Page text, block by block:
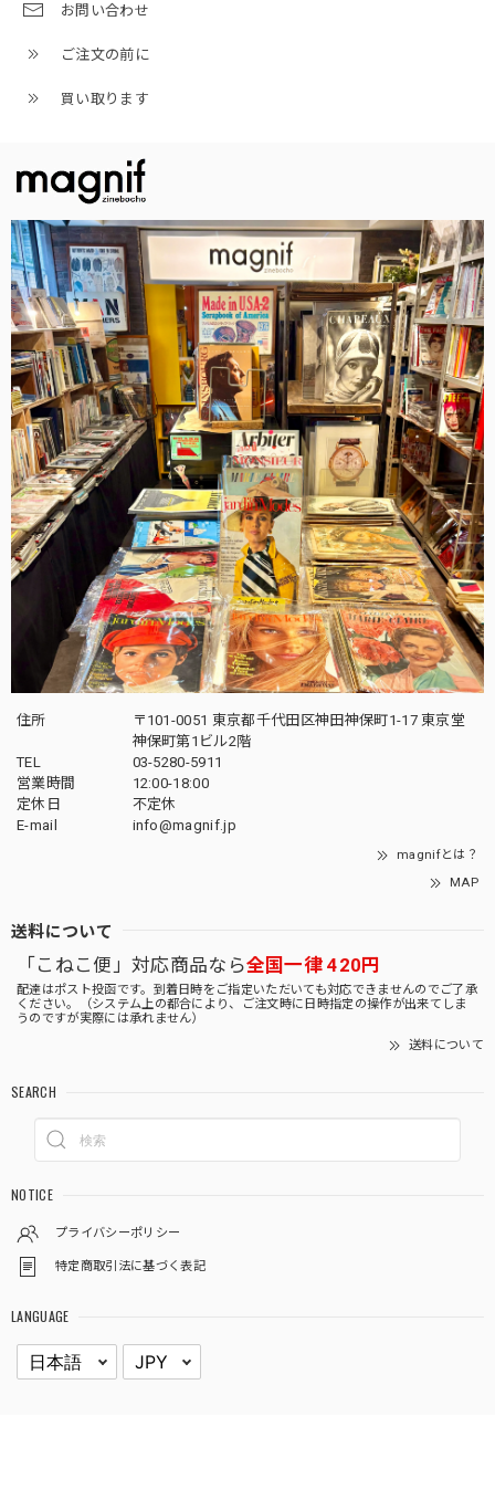
お問い合わせ
ご注文の前に
買い取ります
住所
〒101-0051 東京都千代田区神田神保町1-17 東京堂
神保町第1ビル2階
TEL
03-5280-5911
営業時間
12:00-18:00
定休日
不定休
E-mail
info@magnif.jp
magnifとは？
MAP
送料について
「こねこ便」対応商品なら全国一律 420円
配達はポスト投函です。到着日時をご指定いただいても対応できませんのでご了承
ください。（システム上の都合により、ご注文時に日時指定の操作が出来てしま
うのですが実際には承れません）
送料について
SEARCH
NOTICE
プライバシーポリシー
特定商取引法に基づく表記
LANGUAGE